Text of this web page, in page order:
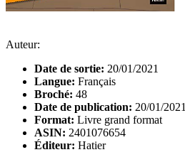
Auteur:
Date de sortie: 20/01/2021
Langue: Français
Broché: 48
Date de publication: 20/01/2021
Format: Livre grand format
ASIN: 2401076654
Éditeur: Hatier